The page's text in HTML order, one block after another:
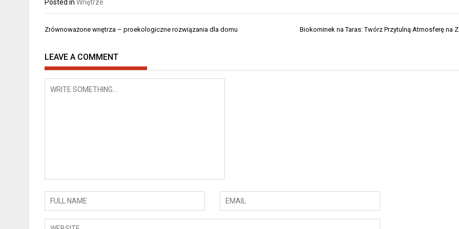
Posted in Wnętrze
Nawigacja
Zrównoważone wnętrza – proekologiczne rozwiązania dla domu Biokominek na Taras: Twórz Przytulną Atmosferę na
LEAVE A COMMENT